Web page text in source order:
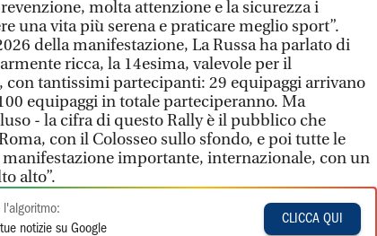
molta attenzione e la sicurezza i
una vita più serena e praticare meglio sport”.
della manifestazione, La Russa ha parlato di
ricca, la 14esima, valevole per il
con tantissimi partecipanti: 29 equipaggi arrivano
equipaggi in totale parteciperanno. Ma
- la cifra di questo Rally è il pubblico che
con il Colosseo sullo sfondo, e poi tutte le
manifestazione importante, internazionale, con un
alto”.
l'algoritmo:
notizie su Google
CLICCA QUI